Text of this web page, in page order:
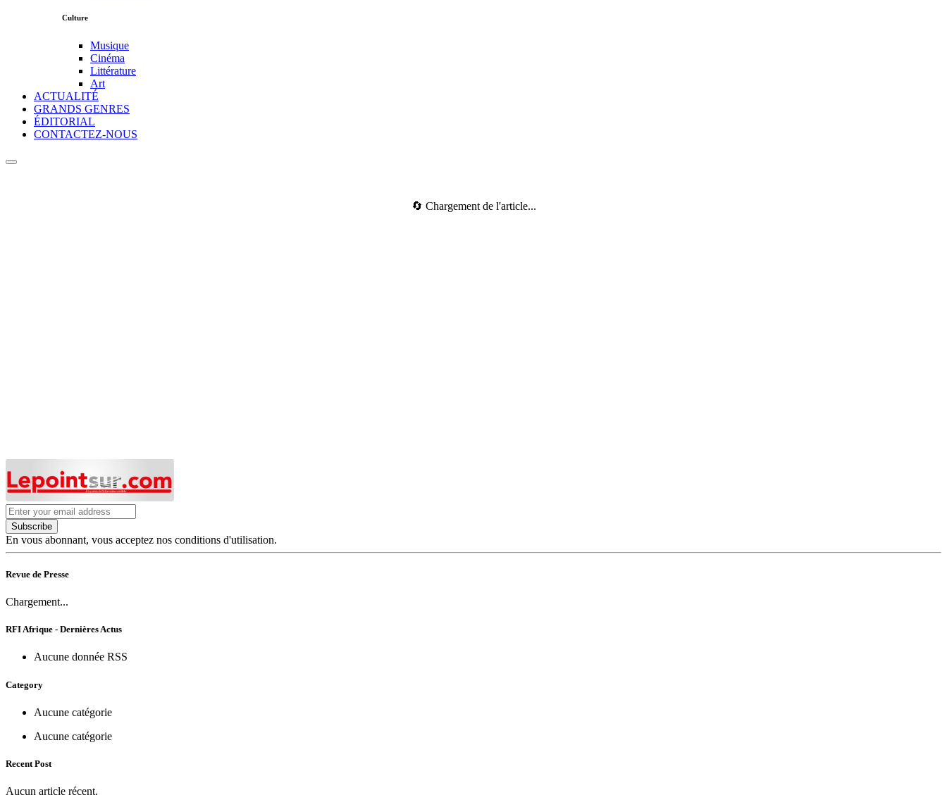
Culture
Musique
Cinéma
Littérature
Art
ACTUALITÉ
GRANDS GENRES
ÉDITORIAL
CONTACTEZ-NOUS
🔄 Chargement de l'article...
Subscribe
En vous abonnant, vous acceptez nos conditions d'utilisation.
Revue de Presse
Chargement...
RFI Afrique - Dernières Actus
Aucune donnée RSS
Category
Aucune catégorie
Aucune catégorie
Recent Post
Aucun article récent.